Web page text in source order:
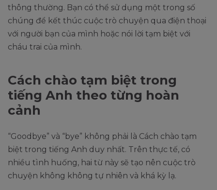
thông thường. Bạn có thể sử dụng một trong số
chúng để kết thúc cuộc trò chuyện qua điện thoại
với người bạn của mình hoặc nói lời tạm biệt với
cháu trai của mình.
Cách chào tạm biệt trong
tiếng Anh theo từng hoàn
cảnh
“Goodbye” và “bye” không phải là Cách chào tạm
biệt trong tiếng Anh duy nhất. Trên thực tế, có
nhiều tình huống, hai từ này sẽ tạo nên cuộc trò
chuyện không không tự nhiên và khá kỳ lạ.